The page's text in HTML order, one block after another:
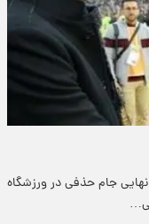
جام حذفی در ورزشگاه